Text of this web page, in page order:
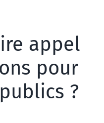
appel
pour
?